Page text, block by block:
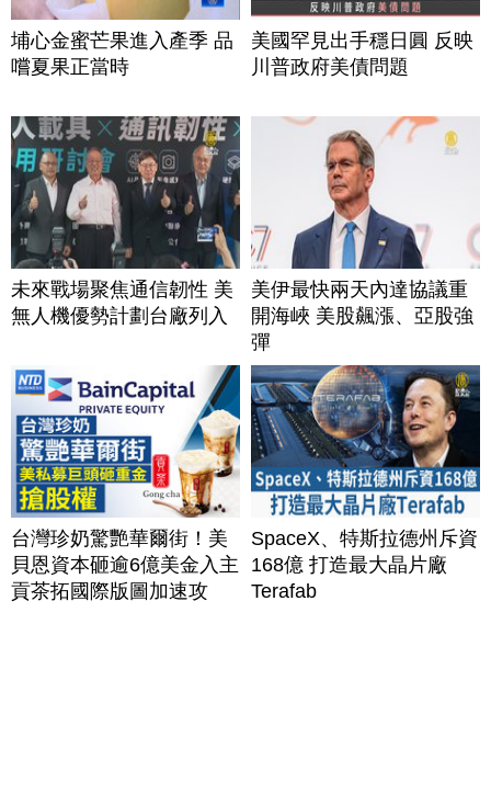
埔心金蜜芒果進入產季 品
嚐夏果正當時
美國罕見出手穩日圓 反映
川普政府美債問題
未來戰場聚焦通信韌性 美
無人機優勢計劃台廠列入
美伊最快兩天內達協議重
開海峽 美股飆漲、亞股強
彈
台灣珍奶驚艷華爾街！美
貝恩資本砸逾6億美金入主
貢茶拓國際版圖加速攻
SpaceX、特斯拉德州斥資
168億 打造最大晶片廠
Terafab